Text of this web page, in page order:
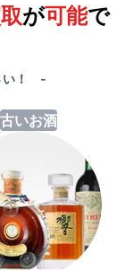
が可能で
い！ -
古いお酒